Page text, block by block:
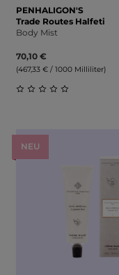
PENHALIGON'S
Trade Routes Halfeti
Body Mist
70,10 €
(467,33 € / 1000 Milliliter)
NEU